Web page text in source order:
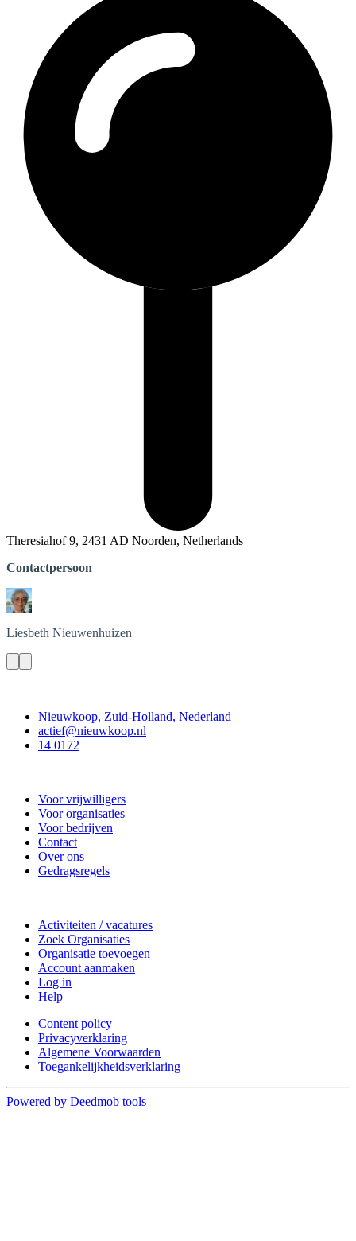
Theresiahof 9, 2431 AD Noorden, Netherlands
Contactpersoon
Liesbeth Nieuwenhuizen
Nieuwkoop, Zuid-Holland, Nederland
actief@nieuwkoop.nl
14 0172
Voor vrijwilligers
Voor organisaties
Voor bedrijven
Contact
Over ons
Gedragsregels
Activiteiten / vacatures
Zoek Organisaties
Organisatie toevoegen
Account aanmaken
Log in
Help
Content policy
Privacyverklaring
Algemene Voorwaarden
Toegankelijkheidsverklaring
Powered by Deedmob tools